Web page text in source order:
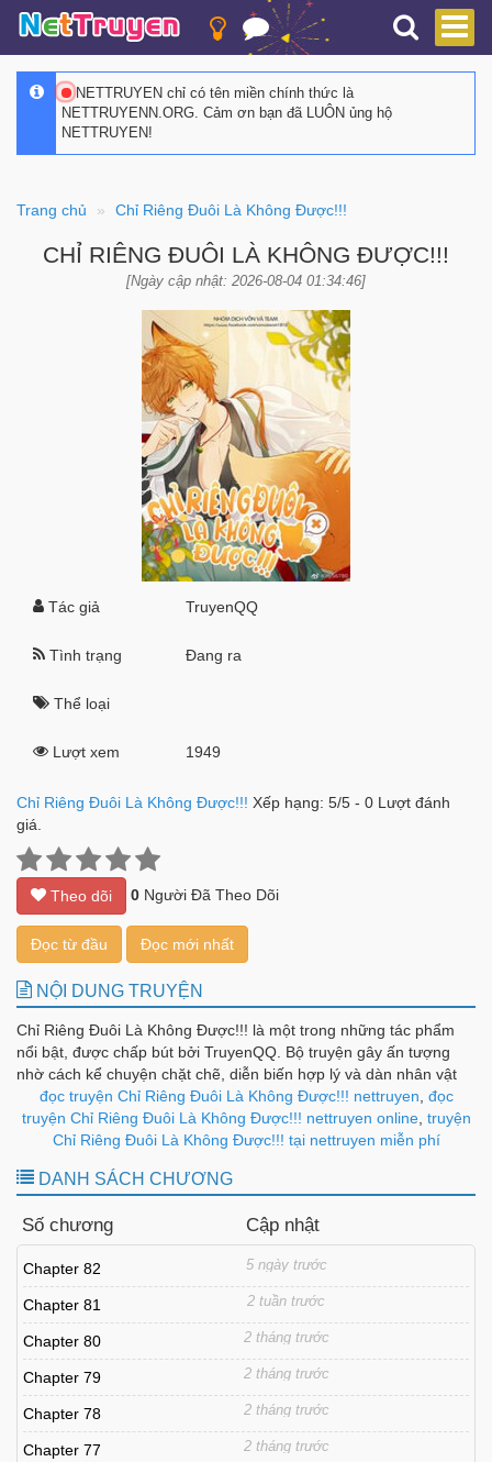
NETTRUYEN chỉ có tên miền chính thức là
NETTRUYENN.ORG. Cảm ơn bạn đã LUÔN ủng hộ
NETTRUYEN!
Trang chủ Chỉ Riêng Đuôi Là Không Được!!!
CHỈ RIÊNG ĐUÔI LÀ KHÔNG ĐƯỢC!!!
[Ngày cập nhật: 2026-08-04 01:34:46]
Tác giả TruyenQQ
Tình trạng Đang ra
Thể loại
Lượt xem 1949
Chỉ Riêng Đuôi Là Không Được!!! Xếp hạng: 5/5 - 0 Lượt đánh
giá.
Theo dõi 0 Người Đã Theo Dõi
Đọc từ đầu Đọc mới nhất
NỘI DUNG TRUYỆN
Chỉ Riêng Đuôi Là Không Được!!! là một trong những tác phẩm
nổi bật, được chấp bút bởi TruyenQQ. Bộ truyện gây ấn tượng
nhờ cách kể chuyện chặt chẽ, diễn biến hợp lý và dàn nhân vật
được xây dựng có chiều sâu, tạo nên sức hút bền bỉ theo từng
chương.
đọc truyện Chỉ Riêng Đuôi Là Không Được!!! nettruyen đọc
truyện Chỉ Riêng Đuôi Là Không Được!!! nettruyen online, truyện
Chỉ Riêng Đuôi Là Không Được!!! tại nettruyen miễn phí
DANH SÁCH CHƯƠNG
Số chương Cập nhật
Chapter 82 5 ngày trước
Chapter 81 2 tuần trước
Chapter 80 2 tháng trước
Chapter 79 2 tháng trước
Chapter 78 2 tháng trước
Chapter 77 2 tháng trước